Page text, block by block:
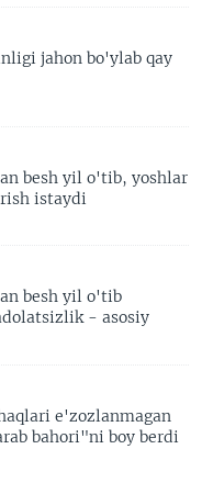
jahon bo'ylab qay
besh yil o'tib, yoshlar
istaydi
besh yil o'tib
- asosiy
e'zozlanmagan
bahori"ni boy berdi